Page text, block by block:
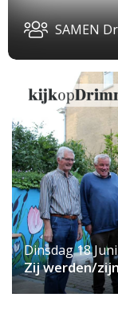
SAMEN
Dinsdag 18
Zij werden/